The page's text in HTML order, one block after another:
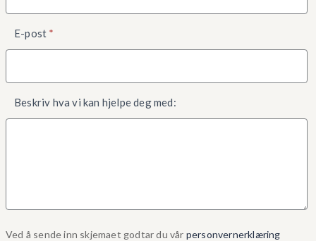
E-post *
Beskriv hva vi kan hjelpe deg med:
Ved å sende inn skjemaet godtar du vår personvernerklæring